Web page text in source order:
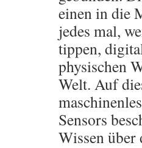
einen in die
jedes mal,
tippen,
physischen
Welt. Auf
Sensors
Wissen